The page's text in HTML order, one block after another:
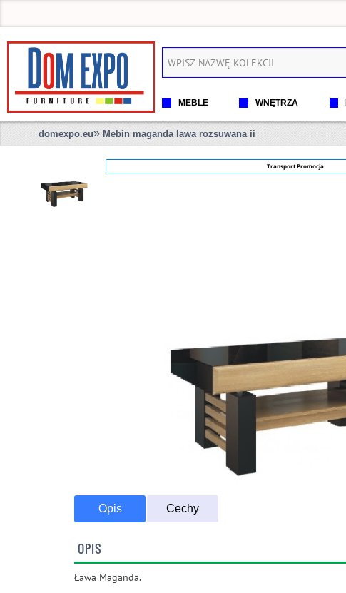
MEBLE WNĘTRZA
domexpo.eu» Mebin maganda lawa rozsuwana ii
Transport Promocja
Opis Cechy
OPIS
Ława Maganda.